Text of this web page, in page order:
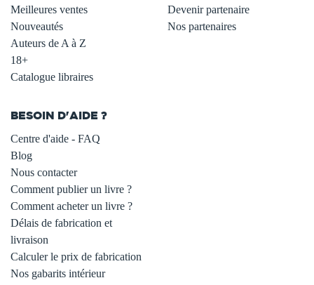
Meilleures ventes
Nouveautés
Auteurs de A à Z
18+
Catalogue libraires
Devenir partenaire
Nos partenaires
BESOIN D'AIDE ?
Centre d'aide - FAQ
Blog
Nous contacter
Comment publier un livre ?
Comment acheter un livre ?
Délais de fabrication et
livraison
Calculer le prix de fabrication
Nos gabarits intérieur